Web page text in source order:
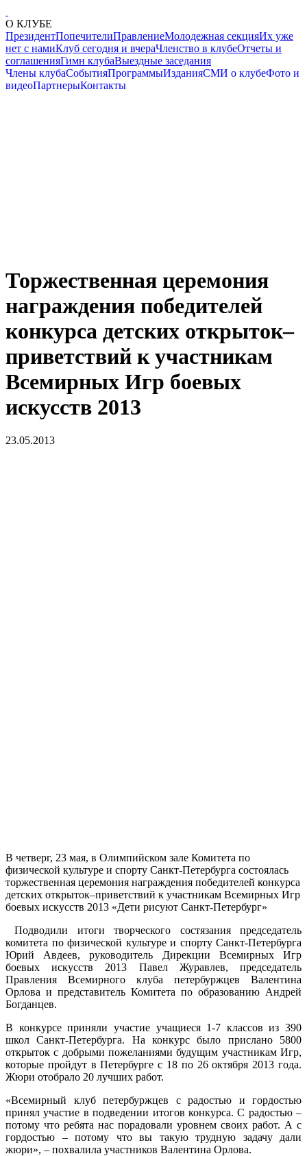
О КЛУБЕ
ПрезидентПопечителиПравлениеМолодежная секцияИх уже
нет с намиКлуб сегодня и вчераЧленство в клубеОтчеты и
соглашенияГимн клубаВыездные заседания
Члены клубаСобытияПрограммыИзданияСМИ о клубеФото и
видеоПартнерыКонтакты
Торжественная церемония
награждения победителей
конкурса детских открыток–
приветствий к участникам
Всемирных Игр боевых
искусств 2013
23.05.2013
В четверг, 23 мая, в Олимпийском зале Комитета по
физической культуре и спорту Санкт-Петербурга состоялась
торжественная церемония награждения победителей конкурса
детских открыток–приветствий к участникам Всемирных Игр
боевых искусств 2013 «Дети рисуют Санкт-Петербург»
Подводили итоги творческого состязания председатель
комитета по физической культуре и спорту Санкт-Петербурга
Юрий Авдеев, руководитель Дирекции Всемирных Игр
боевых искусств 2013 Павел Журавлев, председатель
Правления Всемирного клуба петербуржцев Валентина
Орлова и представитель Комитета по образованию Андрей
Богданцев.
В конкурсе приняли участие учащиеся 1-7 классов из 390
школ Санкт-Петербурга. На конкурс было прислано 5800
открыток с добрыми пожеланиями будущим участникам Игр,
которые пройдут в Петербурге с 18 по 26 октября 2013 года.
Жюри отобрало 20 лучших работ.
«Всемирный клуб петербуржцев с радостью и гордостью
принял участие в подведении итогов конкурса. С радостью –
потому что ребята нас порадовали уровнем своих работ. А с
гордостью – потому что вы такую трудную задачу дали
жюри», – похвалила участников Валентина Орлова.